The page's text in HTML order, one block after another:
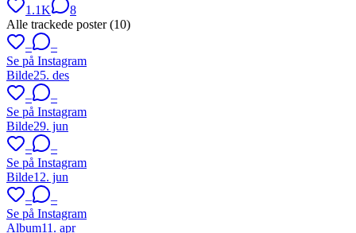
1.1K
8
Alle trackede poster (10)
–
–
Se på Instagram
Bilde25. des
–
–
Se på Instagram
Bilde29. jun
–
–
Se på Instagram
Bilde12. jun
–
–
Se på Instagram
Album11. apr